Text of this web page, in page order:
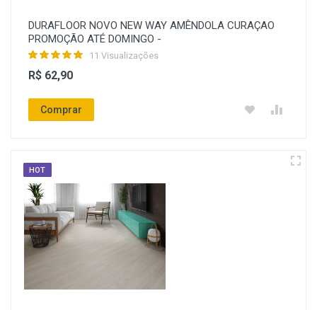
DURAFLOOR NOVO NEW WAY AMÊNDOLA CURAÇAO
PROMOÇÃO ATÉ DOMINGO -
11 Visualizações
R$ 62,90
Comprar
HOT